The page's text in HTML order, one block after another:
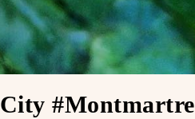
#Montmartre